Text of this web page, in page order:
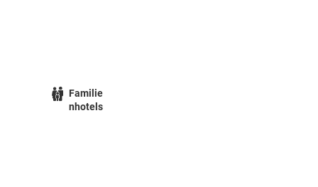
Familie
nhotels